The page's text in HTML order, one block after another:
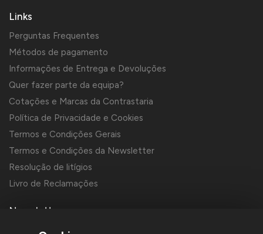
Links
Perguntas Frequentes
Métodos de pagamento
Informações de Entrega e Devoluções
Quer fazer parte da equipa?
Cotações e Marcas da Contrastaria
Política de Privacidade e Cookies
Termos e Condições Gerais
Termos e Condições da Newsletter
Resolução de litígios
Livro de Reclamações
Newsletter